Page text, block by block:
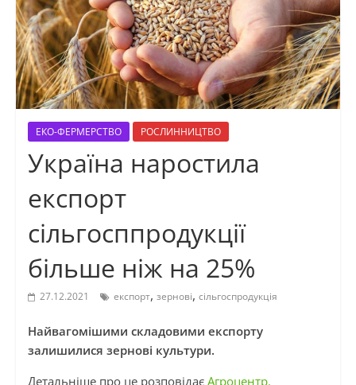
ЕКО-ФЕРМЕРСТВО РОСЛИННИЦТВО
Україна наростила
експорт
сільгосппродукції
більше ніж на 25%
27.12.2021 експорт, зернові, сільгоспродукція
Найвагомішими складовими експорту
залишилися зернові культури.
Детальніше про це розповідає Агроцентр.